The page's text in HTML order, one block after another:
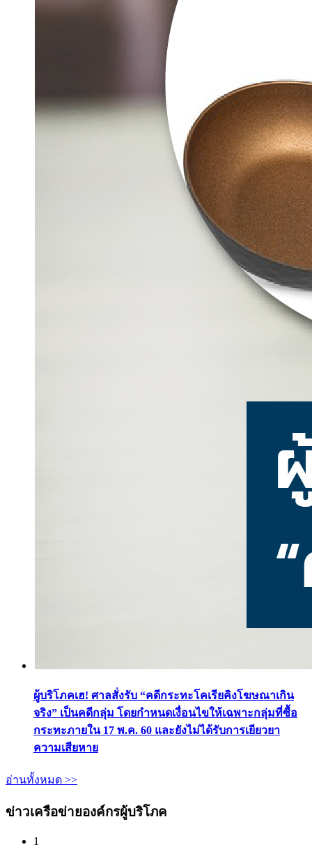
ผู้บริโภคเฮ! ศาลสั่งรับ “คดีกระทะโคเรียคิงโฆษณาเกิน
จริง” เป็นคดีกลุ่ม โดยกำหนดเงื่อนไขให้เฉพาะกลุ่มที่ซื้อ
กระทะภายใน 17 พ.ค. 60 และยังไม่ได้รับการเยียวยา
ความเสียหาย
อ่านทั้งหมด >>
ข่าวเครือข่ายองค์กรผู้บริโภค
1